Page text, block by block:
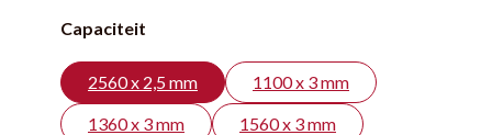
Capaciteit
2560 x 2,5 mm
1100 x 3 mm
1360 x 3 mm
1560 x 3 mm